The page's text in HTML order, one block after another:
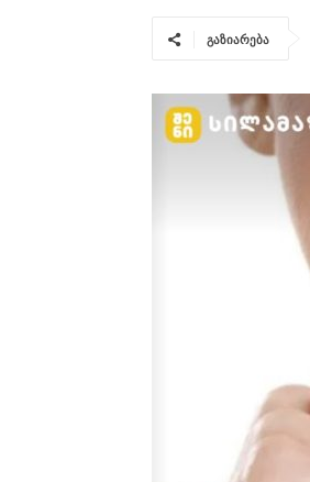
გაზიარება